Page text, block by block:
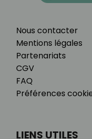
Nous contacter
Mentions légales
Partenariats
CGV
FAQ
Préférences
LIENS UTILES